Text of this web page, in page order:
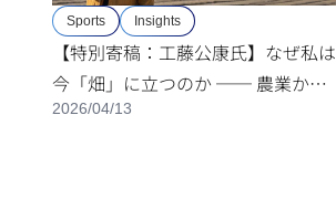
Sports Insights
【特別寄稿：工藤公康氏】なぜ私は
今「畑」に立つのか ── 農業から
広がる、次世代の育成やセカンドキ
2026/04/13